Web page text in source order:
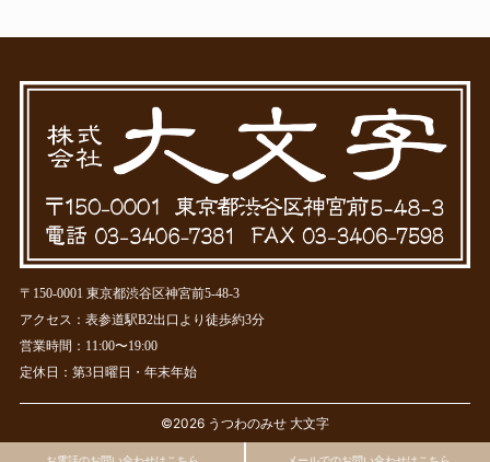
〒150-0001 東京都渋谷区神宮前5-48-3
アクセス：表参道駅B2出口より徒歩約3分
営業時間：11:00〜19:00
定休日：第3日曜日・年末年始
©2026 うつわのみせ 大文字